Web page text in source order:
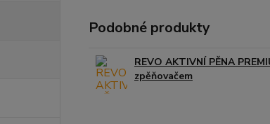
Podobné produkty
REVO AKTIVNÍ PĚNA
zpěňovačem